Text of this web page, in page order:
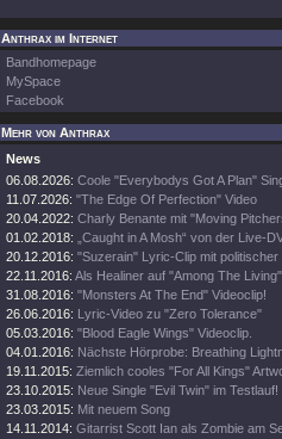
Anthrax im Internet
Bandhomepage
MySpace
Facebook
Mehr von Anthrax
News
06.08.2026: Coole "Everybodys Got A Plan"
11.07.2026: "The Edge Of Perfection" Video
20.04.2022: Charly Benante mit "Moving
01.02.2018:
„Caught in A Mosh“ von der Live-
20.12.2016: "Suzerain" Lyric-Clip mit
22.11.2016: Als Healiner auf "Among The
31.08.2016: "Monsters At The End" Videoclip!
26.06.2016: Lyric-Video zu "Zero Tolerance"
05.03.2016: "Blood Eagle Wings" Videoclip.
04.01.2016: Nächste Hörprobe: Breathing
19.11.2015: Ziemlich cooles "For All Kings"
23.10.2015: Neue Single "Evil Twin" im Testlauf!
23.03.2015: Mit neuem Song
14.11.2014: Gitarrist Scott Ian als Zombie am